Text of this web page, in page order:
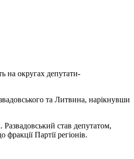
на округах депутати-
та Литвина, нарікнувши
став депутатом,
Партії регіонів.